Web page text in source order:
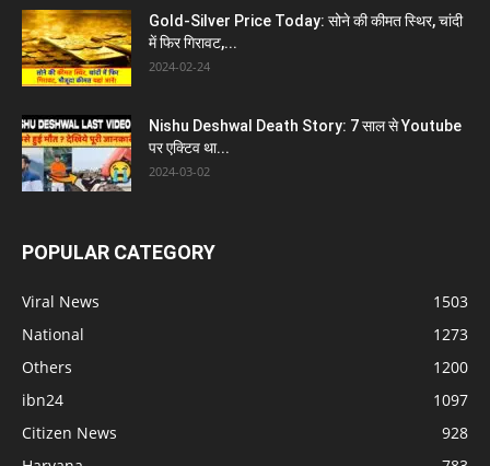
Gold-Silver Price Today: सोने की कीमत स्थिर, चांदी
में फिर गिरावट,...
2024-02-24
Nishu Deshwal Death Story: 7 साल से Youtube
पर एक्टिव था...
2024-03-02
POPULAR CATEGORY
Viral News
1503
National
1273
Others
1200
ibn24
1097
Citizen News
928